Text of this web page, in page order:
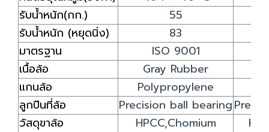
รับน้ำหนัก(กก.)
55
รับน้ำหนัก (หยุดนิ่ง)
83
มาตรฐาน
ISO 9001
เนื้อล้อ
Gray Rubber
แกนล้อ
Polypropylene
ลูกปืนที่ล้อ
Precision ball bearing
วัสดุขาล้อ
HPCC,Chomium